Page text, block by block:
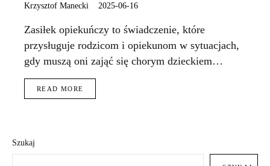
Krzysztof Manecki 2025-06-16
Zasiłek opiekuńczy to świadczenie, które
przysługuje rodzicom i opiekunom w sytuacjach,
gdy muszą oni zająć się chorym dzieckiem…
READ MORE
Szukaj